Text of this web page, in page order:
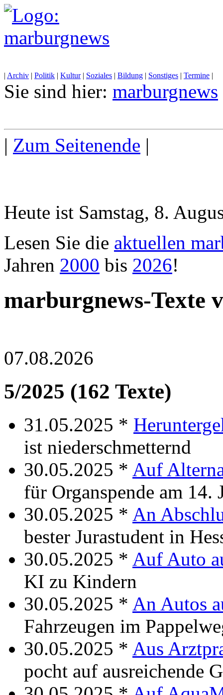
| Archiv | Politik | Kultur| Soziales | Bildung | Sonstiges | Termine |
Sie sind hier: marburgnews
| Zum Seitenende |
Heute ist Samstag, 8.
Lesen Sie die aktuellen
Jahren 2000 bis 2026!
marburgnews-Texte
07.08.2026
5/2025 (162 Texte)
31.05.2025 *
ist niederschmetternd
30.05.2025 * Auf
für Organspende am 14.
30.05.2025 * An
bester Jurastudent in
30.05.2025 * Auf Auto
KI zu Kindern
30.05.2025 * An Autos
Fahrzeugen im
30.05.2025 * Aus
pocht auf ausreichende